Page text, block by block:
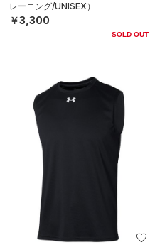
レーニング/UNISEX）
￥3,300
SOLD OUT